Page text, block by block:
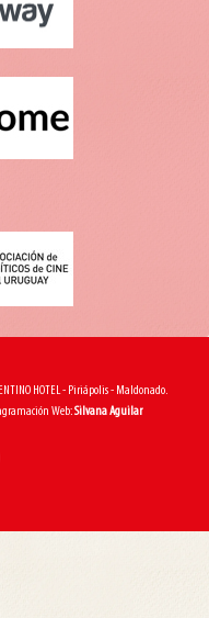
HOTEL - Piriápolis - Maldonado.
Web:Silvana Aguilar